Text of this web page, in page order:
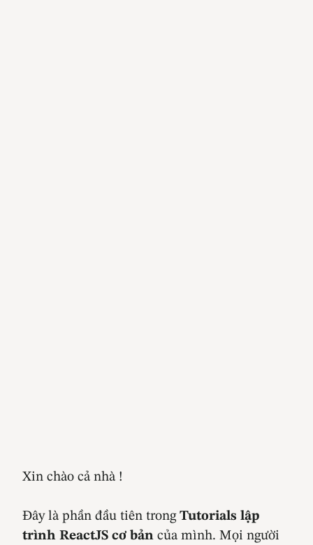
Xin chào cả nhà !
Đây là phần đầu tiên trong Tutorials lập
trình ReactJS cơ bản của mình. Mọi người